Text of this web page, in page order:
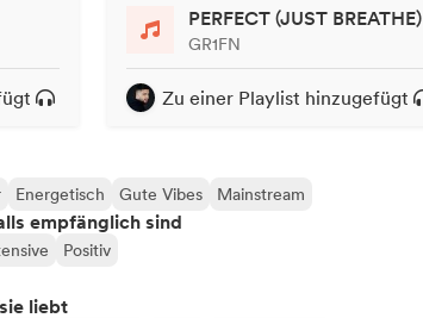
PERFECT (JUST BREATHE)
GR1FN
Zu einer Playlist hinzugefügt
Energetisch Gute Vibes Mainstream
empfänglich sind
Positiv
liebt